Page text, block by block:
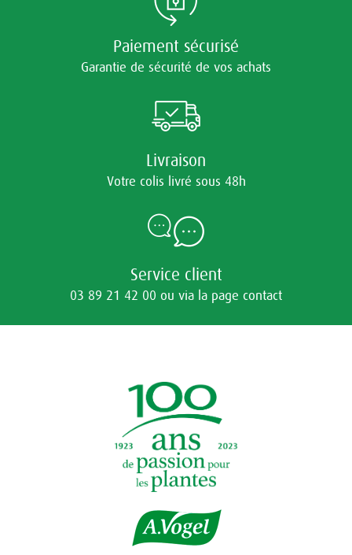
Paiement sécurisé
Garantie de sécurité de vos achats
Livraison
Votre colis livré sous 48h
Service client
03 89 21 42 00 ou via la page contact